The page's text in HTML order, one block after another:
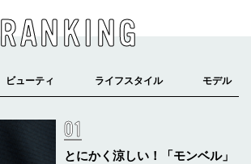
RANKING
とにかく涼しい！「モンベル」